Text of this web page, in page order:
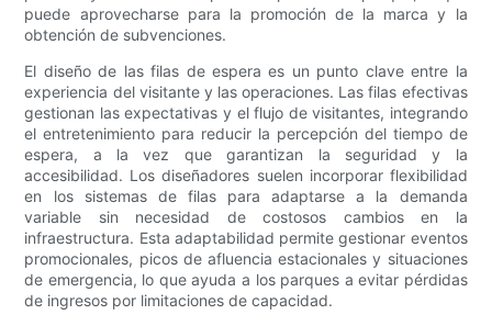
puede aprovecharse para la promoción de la marca y la
obtención de subvenciones.
El diseño de las filas de espera es un punto clave entre la
experiencia del visitante y las operaciones. Las filas efectivas
gestionan las expectativas y el flujo de visitantes, integrando
el entretenimiento para reducir la percepción del tiempo de
espera, a la vez que garantizan la seguridad y la
accesibilidad. Los diseñadores suelen incorporar flexibilidad
en los sistemas de filas para adaptarse a la demanda
variable sin necesidad de costosos cambios en la
infraestructura. Esta adaptabilidad permite gestionar eventos
promocionales, picos de afluencia estacionales y situaciones
de emergencia, lo que ayuda a los parques a evitar pérdidas
de ingresos por limitaciones de capacidad.